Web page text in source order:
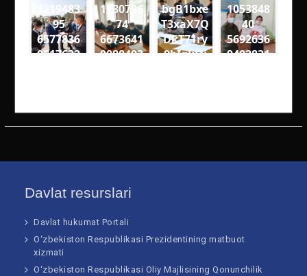
1219483
95
6577836
0517632
5906 n
1230796
74
6673641
0088493
46289 n
bgB1bxe
T3xaX7Q
DkT71ry
9bIgkQj
1053848
40
5692636
9402831
62468 n
Davlat resurslari
Davlat hukumat Portali
O‘zbekiston Respublikasi Prezidentining matbuot
xizmati
O‘zbekiston Respublikasi Oliy Majlisining Qonunchilik